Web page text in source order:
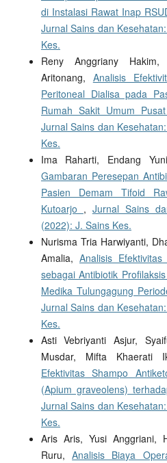
di Instalasi Rawat Inap
Jurnal Sains dan
Kes.
Reny Anggriany
Aritonang, Analisis
Peritoneal Dialisa pada
Rumah Sakit Umum
Jurnal Sains dan
Kes.
Ima Raharti, Endang
Gambaran Peresepan
Pasien Demam Tifoid
Kutoarjo , Jurnal Sains
(2022): J. Sains Kes.
Nurisma Tria Harwiyanti,
Amalia, Analisis
sebagai Antibiotik
Medika Tulungagung
Jurnal Sains dan
Kes.
Asti Vebriyanti Asjur,
Musdar, Mifta Khaerati
Efektivitas Shampo
(Apium graveolens)
Jurnal Sains dan
Kes.
Aris Aris, Yusi Anggriani,
Ruru,Analisis Biaya